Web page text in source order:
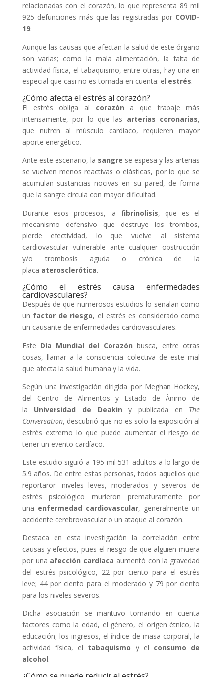
relacionadas con el corazón, lo que representa 89 mil
925 defunciones más que las registradas por COVID-
19.
Aunque las causas que afectan la salud de este órgano
son varias; como la mala alimentación, la falta de
actividad física, el tabaquismo, entre otras, hay una en
especial que casi no es tomada en cuenta: el estrés.
¿Cómo afecta el estrés al corazón?
El estrés obliga al corazón a que trabaje más
intensamente, por lo que las arterias coronarias,
que nutren al músculo cardíaco, requieren mayor
aporte energético.
Ante este escenario, la sangre se espesa y las arterias
se vuelven menos reactivas o elásticas, por lo que se
acumulan sustancias nocivas en su pared, de forma
que la sangre circula con mayor dificultad.
Durante esos procesos, la fibrinolisis, que es el
mecanismo defensivo que destruye los trombos,
pierde efectividad, lo que vuelve al sistema
cardiovascular vulnerable ante cualquier obstrucción
y/o trombosis aguda o crónica de la
placa aterosclerótica.
¿Cómo el estrés causa enfermedades
cardiovasculares?
Después de que numerosos estudios lo señalan como
un factor de riesgo, el estrés es considerado como
un causante de enfermedades cardiovasculares.
Este Día Mundial del Corazón busca, entre otras
cosas, llamar a la consciencia colectiva de este mal
que afecta la salud humana y la vida.
Según una investigación dirigida por Meghan Hockey,
del Centro de Alimentos y Estado de Ánimo de
la Universidad de Deakin y publicada en The
Conversation, descubrió que no es solo la exposición al
estrés extremo lo que puede aumentar el riesgo de
tener un evento cardíaco.
Este estudio siguió a 195 mil 531 adultos a lo largo de
5.9 años. De entre estas personas, todos aquellos que
reportaron niveles leves, moderados y severos de
estrés psicológico murieron prematuramente por
una enfermedad cardiovascular, generalmente un
accidente cerebrovascular o un ataque al corazón.
Destaca en esta investigación la correlación entre
causas y efectos, pues el riesgo de que alguien muera
por una afección cardíaca aumentó con la gravedad
del estrés psicológico, 22 por ciento para el estrés
leve; 44 por ciento para el moderado y 79 por ciento
para los niveles severos.
Dicha asociación se mantuvo tomando en cuenta
factores como la edad, el género, el origen étnico, la
educación, los ingresos, el índice de masa corporal, la
actividad física, el tabaquismo y el consumo de
alcohol.